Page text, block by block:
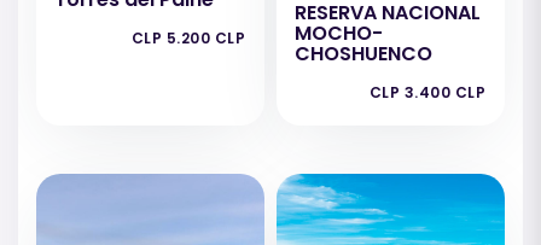
CLP 5.200 CLP
RESERVA NACIONAL
MOCHO-
CHOSHUENCO
CLP 3.400 CLP